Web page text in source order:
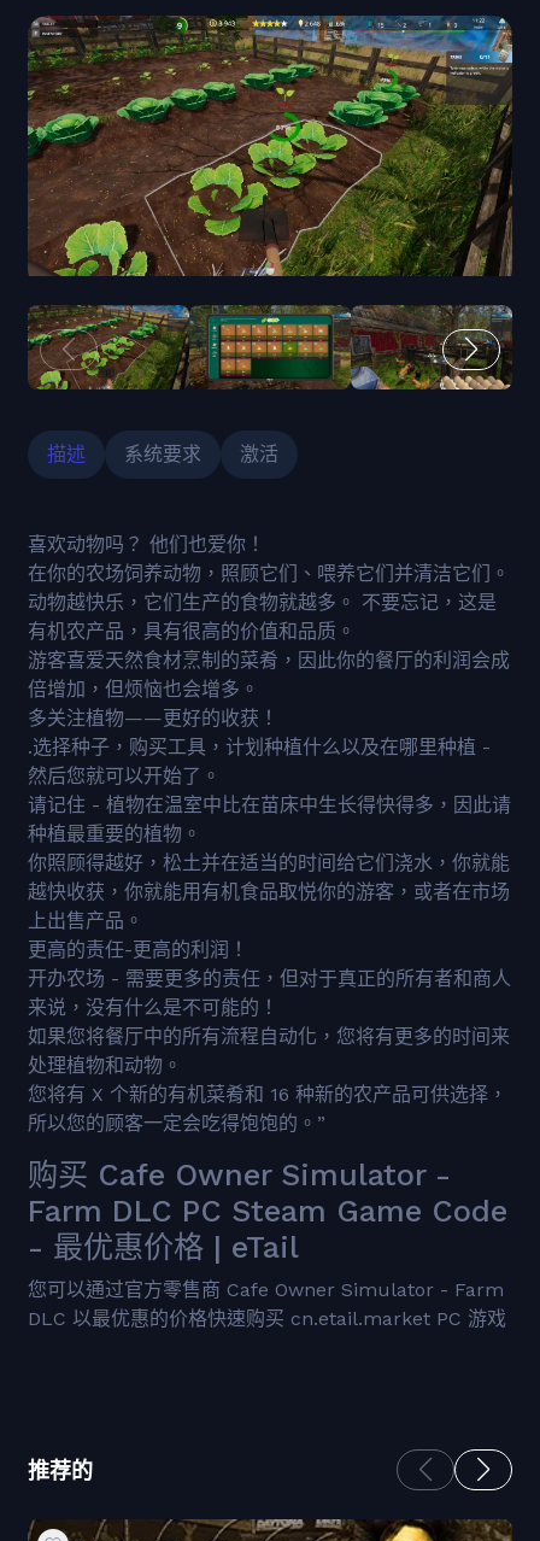
描述 系统要求 激活
喜欢动物吗？ 他们也爱你！
在你的农场饲养动物，照顾它们、喂养它们并清洁它们。
动物越快乐，它们生产的食物就越多。 不要忘记，这是
有机农产品，具有很高的价值和品质。
游客喜爱天然食材烹制的菜肴，因此你的餐厅的利润会成
倍增加，但烦恼也会增多。
多关注植物——更好的收获！
.选择种子，购买工具，计划种植什么以及在哪里种植 -
然后您就可以开始了。
请记住 - 植物在温室中比在苗床中生长得快得多，因此请
种植最重要的植物。
你照顾得越好，松土并在适当的时间给它们浇水，你就能
越快收获，你就能用有机食品取悦你的游客，或者在市场
上出售产品。
更高的责任-更高的利润！
开办农场 - 需要更多的责任，但对于真正的所有者和商人
来说，没有什么是不可能的！
如果您将餐厅中的所有流程自动化，您将有更多的时间来
处理植物和动物。
您将有 X 个新的有机菜肴和 16 种新的农产品可供选择，
所以您的顾客一定会吃得饱饱的。”
购买 Cafe Owner Simulator -
Farm DLC PC Steam Game Code
- 最优惠价格 | eTail
您可以通过官方零售商 Cafe Owner Simulator - Farm
DLC 以最优惠的价格快速购买 cn.etail.market PC 游戏
推荐的